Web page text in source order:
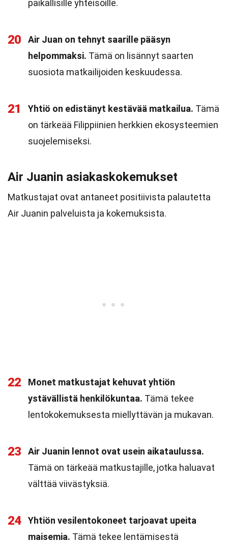
paikallisille yhteisöille.
20
Air Juan on tehnyt saarille pääsyn
helpommaksi. Tämä on lisännyt saarten
suosiota matkailijoiden keskuudessa.
21 Yhtiö on edistänyt kestävää matkailua. Tämä
on tärkeää Filippiinien herkkien ekosysteemien
suojelemiseksi.
Air Juanin asiakaskokemukset
Matkustajat ovat antaneet positiivista palautetta
Air Juanin palveluista ja kokemuksista.
22
Monet matkustajat kehuvat yhtiön
ystävällistä henkilökuntaa. Tämä tekee
lentokokemuksesta miellyttävän ja mukavan.
23
Air Juanin lennot ovat usein aikataulussa.
Tämä on tärkeää matkustajille, jotka haluavat
välttää viivästyksiä.
24
Yhtiön vesilentokoneet tarjoavat upeita
maisemia. Tämä tekee lentämisestä